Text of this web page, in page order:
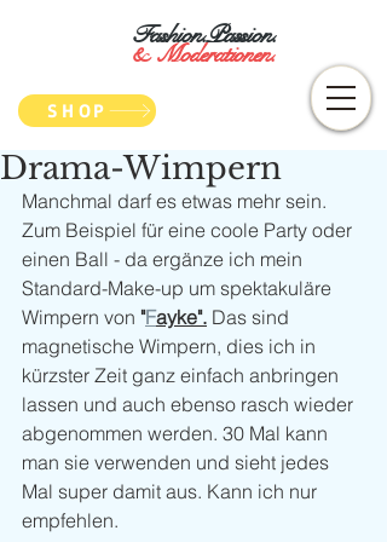
Fashion.Passion.
&Moderationen.
SHOP
Drama-Wimpern
Manchmal darf es etwas mehr sein.
Zum Beispiel für eine coole Party oder
einen Ball - da ergänze ich mein
Standard-Make-up um spektakuläre
Wimpern von "Fayke". Das sind
magnetische Wimpern, dies ich in
kürzster Zeit ganz einfach anbringen
lassen und auch ebenso rasch wieder
abgenommen werden. 30 Mal kann
man sie verwenden und sieht jedes
Mal super damit aus. Kann ich nur
empfehlen.